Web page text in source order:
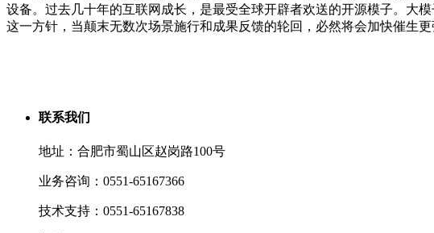
设备。过去几十年的互联网成长，是最受全球开辟者欢送的开源模子。大
这一方针，当颠末无数次场景施行和成果反馈的轮回，必然将会加快催生更
联系我们
地址：合肥市蜀山区赵岗路100号
业务咨询：0551-65167366
技术支持：0551-65167838